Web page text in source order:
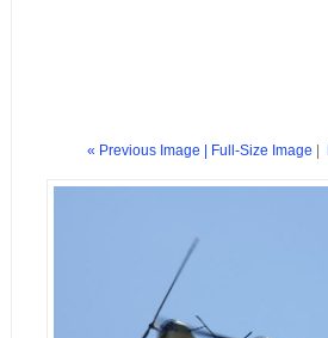
« Previous Image | Full-Size Image